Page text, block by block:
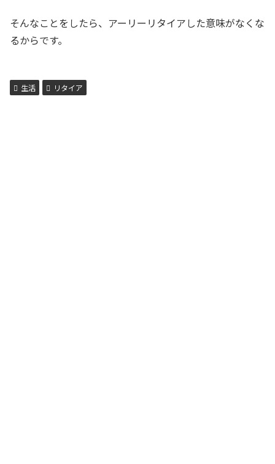
そんなことをしたら、アーリーリタイアした意味がなくな
るからです。
生活 リタイア